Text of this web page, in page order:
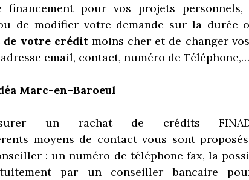
financement pour vos projets personnels,
de modifier votre demande sur la durée
de votre créditmoins cher et de changer
email, contact, numéro de
Marc-en-Baroeul
un rachat de crédits
moyens de contact vous sont
: un numéro de téléphone fax, la
par un conseiller bancaire